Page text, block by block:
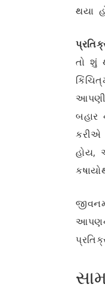
થયા
તો શું
હોય,
આપણને